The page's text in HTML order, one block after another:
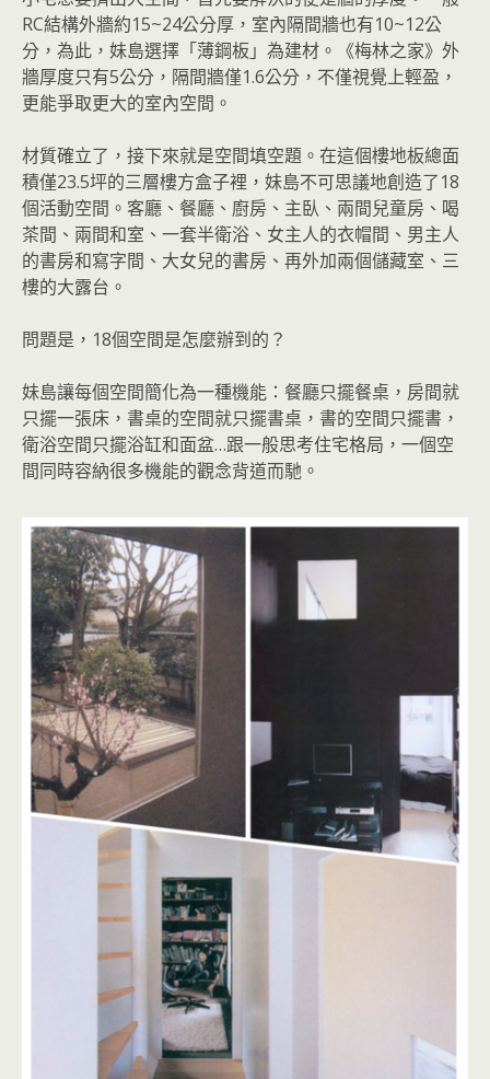
RC結構外牆約15~24公分厚，室內隔間牆也有10~12公
分，為此，妹島選擇「薄鋼板」為建材。《梅林之家》外
牆厚度只有5公分，隔間牆僅1.6公分，不僅視覺上輕盈，
更能爭取更大的室內空間。
材質確立了，接下來就是空間填空題。在這個樓地板總面
積僅23.5坪的三層樓方盒子裡，妹島不可思議地創造了18
個活動空間。客廳、餐廳、廚房、主臥、兩間兒童房、喝
茶間、兩間和室、一套半衛浴、女主人的衣帽間、男主人
的書房和寫字間、大女兒的書房、再外加兩個儲藏室、三
樓的大露台。
問題是，18個空間是怎麼辦到的？
妹島讓每個空間簡化為一種機能：餐廳只擺餐桌，房間就
只擺一張床，書桌的空間就只擺書桌，書的空間只擺書，
衛浴空間只擺浴缸和面盆…跟一般思考住宅格局，一個空
間同時容納很多機能的觀念背道而馳。